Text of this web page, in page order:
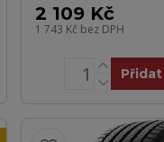
2 109 Kč
1 743 Kč bez DPH